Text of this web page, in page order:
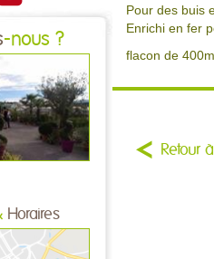
-nous ?
Horaires
Pour des buis
Enrichi en fer
flacon de
Retour